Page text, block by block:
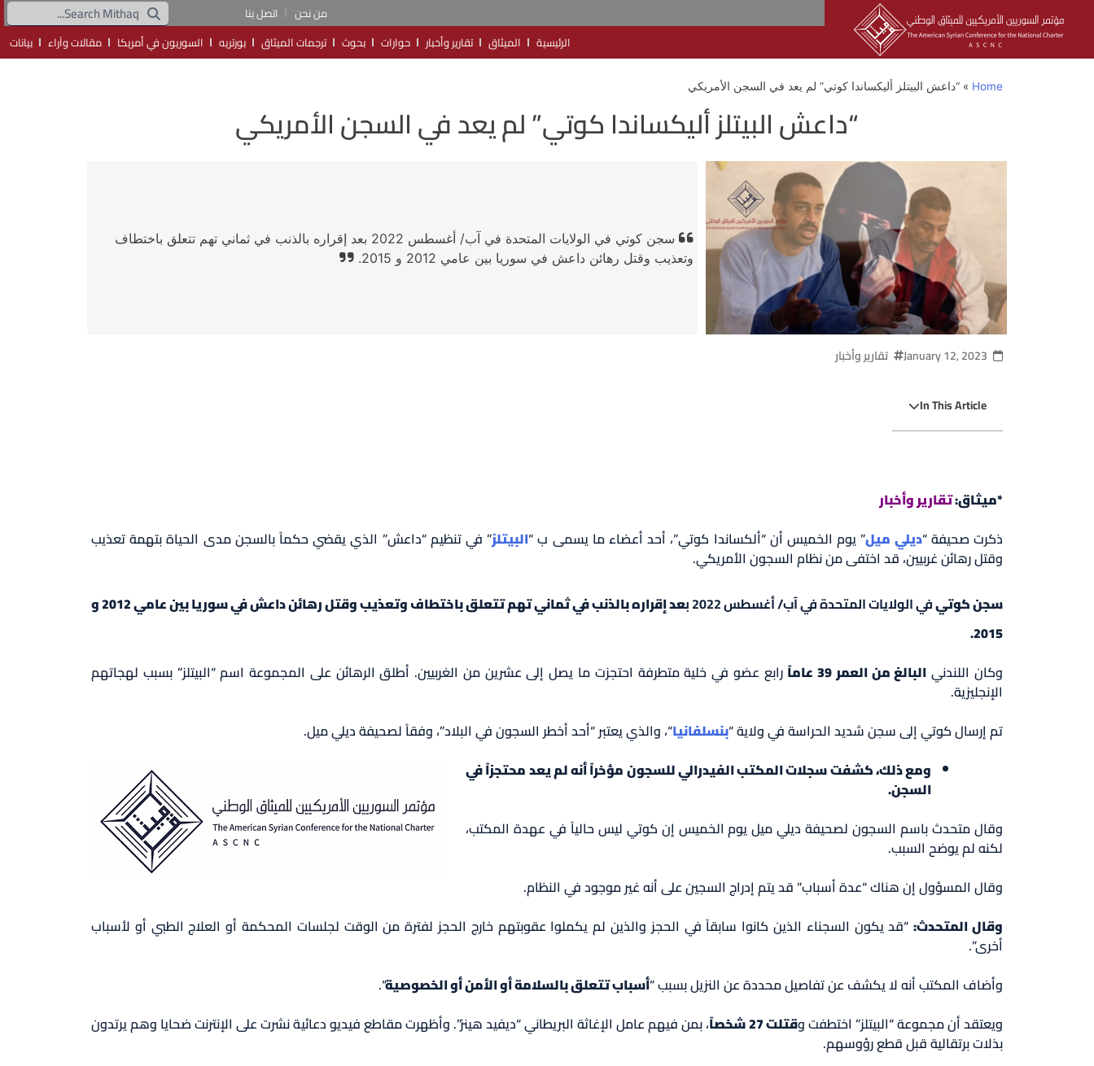
من نحن
اتصل بنا
الرئيسية
الميثاق تقارير وأخبار حوارات بحوث ترجمات الميثاق بورتريه السوريون في أمريكا مقالات وآراء بيانات
Home
» “داعش البيتلز أليكساندا كوتي” لم يعد في السجن الأمريكي
“داعش البيتلز أليكساندا كوتي” لم يعد في السجن الأمريكي
سجن كوتي في الولايات المتحدة في آب/ أغسطس 2022 بعد إقراره بالذنب في ثماني تهم تتعلق باختطاف
وتعذيب وقتل رهائن داعش في سوريا بين عامي 2012 و 2015.
January 12, 2023 تقارير وأخبار
In This Article
*ميثاق:تقارير وأخبار
ذكرت صحيفة “ديلي ميل” يوم الخميس أن “ألكساندا كوتي”، أحد أعضاء ما يسمى ب “البيتلز” في تنظيم “داعش” الذي يقضي حكماً بالسجن مدى الحياة بتهمة تعذيب
وقتل رهائن غربيين، قد اختفى من نظام السجون الأمريكي.
سجن كوتيفي الولايات المتحدة في آب/ أغسطس 2022 ب
عد إقراره بالذنب في ثماني تهم تتعلق باختطاف وتعذيب وقتل رهائن داعش في سوريا بين عامي 2012 و
2015.
وكان اللندني البالغ من العمر 39 عاماً
رابع عضو في خلية متطرفة احتجزت ما يصل إلى عشرين من الغربيين. أطلق الرهائن على المجموعة اسم “البيتلز” بسبب لهجاتهم
الإنجليزية.
تم إرسال كوتي إلى سجن شديد الحراسة في ولاية “بنسلفانيا“، والذي يعتبر “أحد أخطر السجون في البلاد”، وفقاً لصحيفة ديلي ميل.
ومع ذلك، كشفت سجلات المكتب الفيدرالي للسجون مؤخراً أنه لم يعد محتجزاً في
السجن.
وقال متحدث باسم السجون لصحيفة ديلي ميل يوم الخميس إن كوتي ليس حالياً في عهدة المكتب،
لكنه لم يوضح السبب.
وقال المسؤول إن هناك “عدة أسباب” قد يتم إدراج السجين على أنه غير موجود في النظام.
وقال المتحدث:“قد يكون السجناء الذين كانوا سابقاً في الحجز والذين لم يكملوا عقوبتهم خارج الحجز لفترة من الوقت لجلسات المحكمة أو العلاج الطبي أو لأسباب
أخرى”.
وأضاف المكتب أنه لا يكشف عن تفاصيل محددة عن النزيل بسبب “أسباب تتعلق بالسلامة أو الأمن أو الخصوصية“.
ويعتقد أن مجموعة “البيتلز” اختطفت وقتلت 27 شخصاً
، بمن فيهم عامل الإغاثة البريطاني “ديفيد هينز”. وأظهرت مقاطع فيديو دعائية نشرت على الإنترنت ضحايا وهم يرتدون
بذلات برتقالية قبل قطع رؤوسهم.